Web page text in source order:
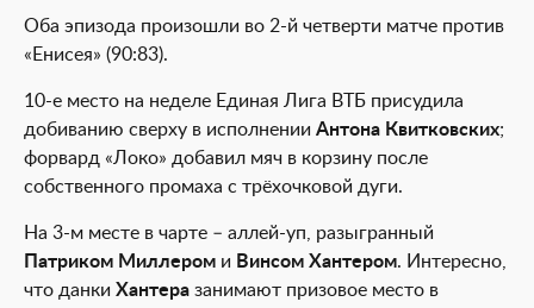
Оба эпизода произошли во 2-й четверти матче против
«Енисея» (90:83).
10-е место на неделе Единая Лига ВТБ присудила
добиванию сверху в исполнении Антона Квитковских;
форвард «Локо» добавил мяч в корзину после
собственного промаха с трёхочковой дуги.
На 3-м месте в чарте – аллей-уп, разыгранный
Патриком Миллером и Винсом Хантером. Интересно,
что данки Хантера занимают призовое место в